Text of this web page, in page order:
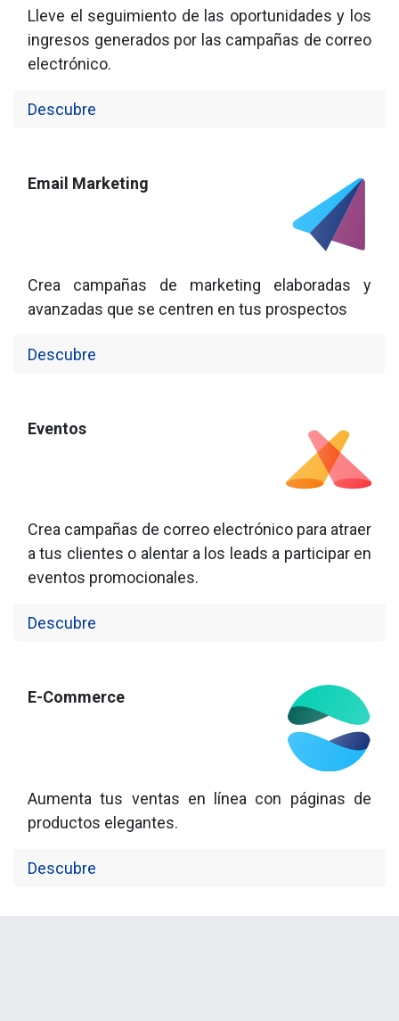
Lleve el seguimiento de las oportunidades y los
ingresos generados por las campañas de correo
electrónico.
Descubre
Email Marketing
Crea campañas de marketing elaboradas y
avanzadas que se centren en tus prospectos
Descubre
Eventos
Crea campañas de correo electrónico para atraer
a tus clientes o alentar a los leads a participar en
eventos promocionales.
Descubre
E-Commerce
Aumenta tus ventas en línea con páginas de
productos elegantes.
Descubre